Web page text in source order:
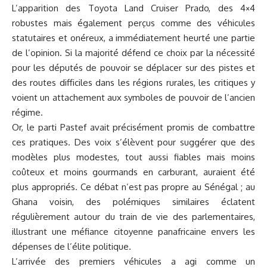
L’apparition des Toyota Land Cruiser Prado, des 4×4
robustes mais également perçus comme des véhicules
statutaires et onéreux, a immédiatement heurté une partie
de l’opinion. Si la majorité défend ce choix par la nécessité
pour les députés de pouvoir se déplacer sur des pistes et
des routes difficiles dans les régions rurales, les critiques y
voient un attachement aux symboles de pouvoir de l’ancien
régime.
Or, le parti Pastef avait précisément promis de combattre
ces pratiques. Des voix s’élèvent pour suggérer que des
modèles plus modestes, tout aussi fiables mais moins
coûteux et moins gourmands en carburant, auraient été
plus appropriés. Ce débat n’est pas propre au Sénégal ; au
Ghana voisin, des polémiques similaires éclatent
régulièrement autour du train de vie des parlementaires,
illustrant une méfiance citoyenne panafricaine envers les
dépenses de l’élite politique.
L’arrivée des premiers véhicules a agi comme un